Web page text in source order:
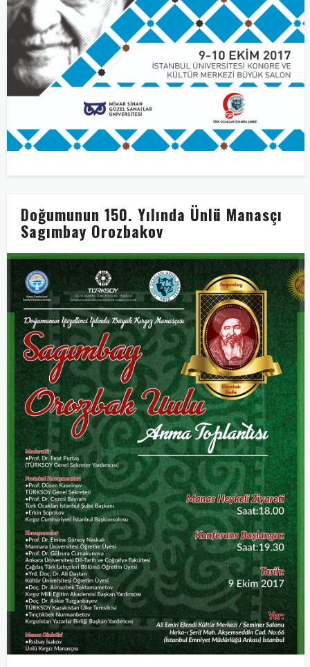
Doğumunun 150. Yılında Ünlü Manasçı
Sagımbay Orozbakov